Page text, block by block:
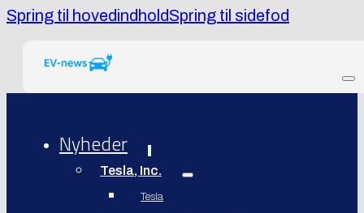
Spring til hovedindholdSpring til sidefod
Nyheder
Tesla, Inc.
Tesla